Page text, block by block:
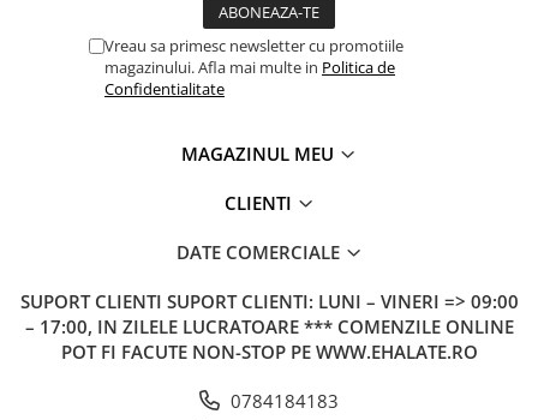
Articole din Polar
Jachete de lucru
Halate medicale polar - unisex
Saboti medicali
Bonete
Vreau sa primesc newsletter cu promotiile
magazinului. Afla mai multe in Politica de
Confidentialitate
MAGAZINUL MEU
CLIENTI
DATE COMERCIALE
SUPORT CLIENTI SUPORT CLIENTI: LUNI – VINERI => 09:00
– 17:00, IN ZILELE LUCRATOARE *** COMENZILE ONLINE
POT FI FACUTE NON-STOP PE WWW.EHALATE.RO
0784184183